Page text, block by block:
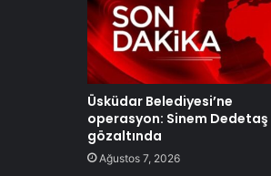
Üsküdar Belediyesi’ne
operasyon: Sinem Dedetaş
gözaltında
Ağustos 7, 2026